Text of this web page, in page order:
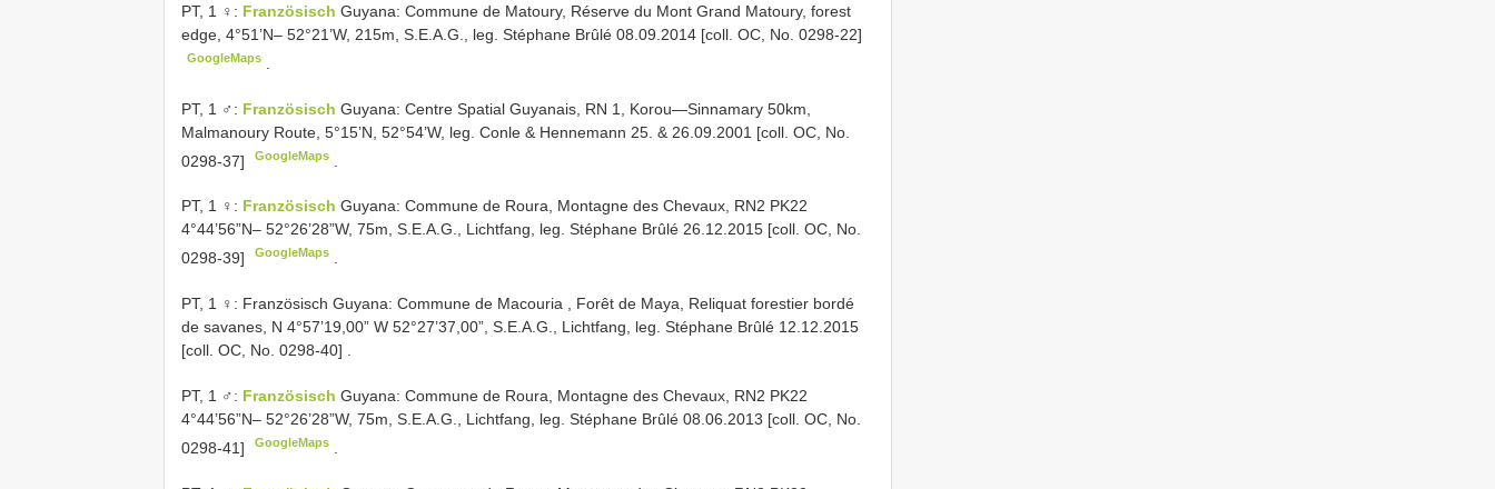
PT, 1 ♀: Französisch Guyana: Commune de Matoury, Réserve du Mont Grand Matoury, forest
edge, 4°51’N– 52°21’W, 215m, S.E.A.G., leg. Stéphane Brûlé 08.09.2014 [coll. OC, No. 0298-22]
GoogleMaps
PT, 1 ♂: Französisch Guyana: Centre Spatial Guyanais, RN 1, Korou—Sinnamary 50km,
Malmanoury Route, 5°15’N, 52°54’W, leg. Conle & Hennemann 25. & 26.09.2001 [coll. OC, No.
0298-37]
GoogleMaps
PT, 1 ♀: Französisch Guyana: Commune de Roura, Montagne des Chevaux, RN2 PK22
4°44’56”N– 52°26’28”W, 75m, S.E.A.G., Lichtfang, leg. Stéphane Brûlé 26.12.2015 [coll. OC, No.
0298-39]
GoogleMaps
PT, 1 ♀: Französisch Guyana: Commune de Macouria , Forêt de Maya, Reliquat forestier bordé
de savanes, N 4°57’19,00” W 52°27’37,00”, S.E.A.G., Lichtfang, leg. Stéphane Brûlé 12.12.2015
[coll. OC, No. 0298-40]
PT, 1 ♂: Französisch Guyana: Commune de Roura, Montagne des Chevaux, RN2 PK22
4°44’56”N– 52°26’28”W, 75m, S.E.A.G., Lichtfang, leg. Stéphane Brûlé 08.06.2013 [coll. OC, No.
0298-41]
GoogleMaps